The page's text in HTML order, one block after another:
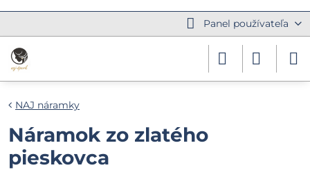
Panel používateľa
NAJ náramky
Náramok zo zlatého
pieskovca